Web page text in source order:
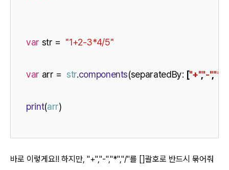
var str = "1+2-3*4/5"
var arr = str.components(separatedBy: ["+","-","*"
print(arr)
바로 이렇게요!! 하지만, "+","-","*","/"를 []괄호로 반드시 묶어줘